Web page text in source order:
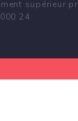
supérieur
24